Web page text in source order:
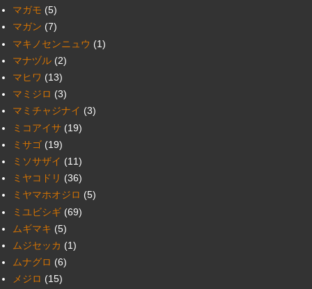
マガモ (5)
マガン (7)
マキノセンニュウ (1)
マナヅル (2)
マヒワ (13)
マミジロ (3)
マミチャジナイ (3)
ミコアイサ (19)
ミサゴ (19)
ミソサザイ (11)
ミヤコドリ (36)
ミヤマホオジロ (5)
ミユビシギ (69)
ムギマキ (5)
ムジセッカ (1)
ムナグロ (6)
メジロ (15)